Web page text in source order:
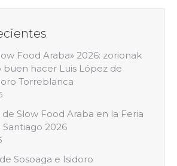
Food Araba» 2026: zorionak
buen hacer Luis López de
Torreblanca
Slow Food Araba en la Feria
2026
Sosoaga e Isidoro